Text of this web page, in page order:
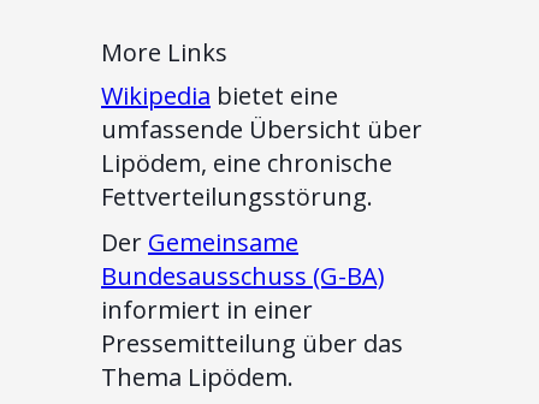
More Links
Wikipedia bietet eine
umfassende Übersicht über
Lipödem, eine chronische
Fettverteilungsstörung.
Der Gemeinsame
Bundesausschuss (G-BA)
informiert in einer
Pressemitteilung über das
Thema Lipödem.